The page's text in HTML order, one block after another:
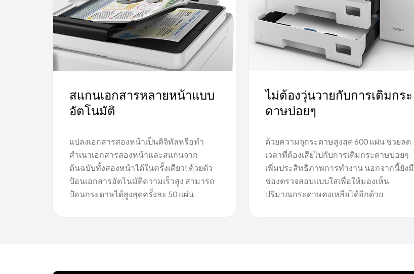
สแกนเอกสารหลายหน้าแบบ
อัตโนมัติ
แปลงเอกสารสองหน้าเป็นดิจิทัลหรือทำ
สำเนาเอกสารสองหน้าและสแกนจาก
ต้นฉบับทั้งสองหน้าได้ในครั้งเดียว! ด้วยตัว
ป้อนเอกสารอัตโนมัติความเร็วสูง สามารถ
ป้อนกระดาษได้สูงสุดครั้งละ 50 แผ่น
ไม่ต้องวุ่นวายกับการเติมกระ
ดาษบ่อยๆ
ด้วยความจุกระดาษสูงสุด 600 แผ่น ช่วยลด
เวลาที่ต้องเสียไปกับการเติมกระดาษบ่อยๆ
เพิ่มประสิทธิภาพการทำงาน นอกจากนี้ยังมี
ช่องตรวจสอบแบบใสเพื่อให้มองเห็น
ปริมาณกระดาษคงเหลือได้อีกด้วย